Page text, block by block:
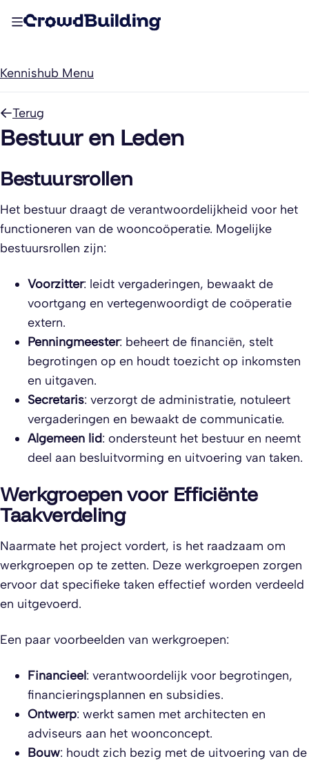
Kennishub Menu
Terug
Bestuur en Leden
Bestuursrollen
Het bestuur draagt de verantwoordelijkheid voor het
functioneren van de wooncoöperatie. Mogelijke
bestuursrollen zijn:
Voorzitter: leidt vergaderingen, bewaakt de
voortgang en vertegenwoordigt de coöperatie
extern.
Penningmeester: beheert de financiën, stelt
begrotingen op en houdt toezicht op inkomsten
en uitgaven.
Secretaris: verzorgt de administratie, notuleert
vergaderingen en bewaakt de communicatie.
Algemeen lid: ondersteunt het bestuur en neemt
deel aan besluitvorming en uitvoering van taken.
Werkgroepen voor Efficiënte
Taakverdeling
Naarmate het project vordert, is het raadzaam om
werkgroepen op te zetten. Deze werkgroepen zorgen
ervoor dat specifieke taken effectief worden verdeeld
en uitgevoerd.
Een paar voorbeelden van werkgroepen:
Financieel: verantwoordelijk voor begrotingen,
financieringsplannen en subsidies.
Ontwerp: werkt samen met architecten en
adviseurs aan het woonconcept.
Bouw: houdt zich bezig met de uitvoering van de